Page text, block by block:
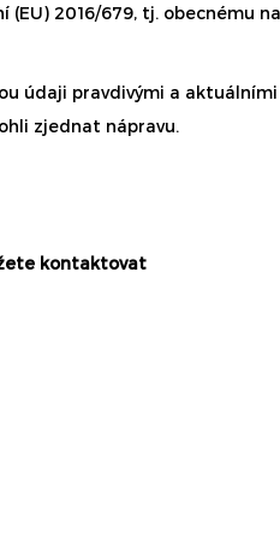
2016/679, tj. obecnému
údaji pravdivými a
zjednat nápravu.
kontaktovat